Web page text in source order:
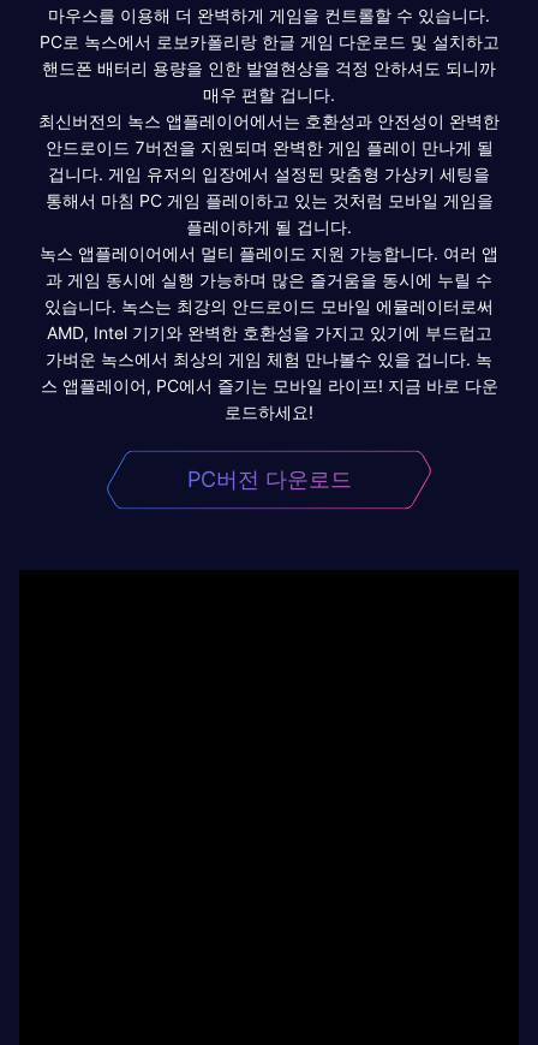
마우스를 이용해 더 완벽하게 게임을 컨트롤할 수 있습니다.
PC로 녹스에서 로보카폴리랑 한글 게임 다운로드 및 설치하고
핸드폰 배터리 용량을 인한 발열현상을 걱정 안하셔도 되니까
매우 편할 겁니다.
최신버전의 녹스 앱플레이어에서는 호환성과 안전성이 완벽한
안드로이드 7버전을 지원되며 완벽한 게임 플레이 만나게 될
겁니다. 게임 유저의 입장에서 설정된 맞춤형 가상키 세팅을
통해서 마침 PC 게임 플레이하고 있는 것처럼 모바일 게임을
플레이하게 될 겁니다.
녹스 앱플레이어에서 멀티 플레이도 지원 가능합니다. 여러 앱
과 게임 동시에 실행 가능하며 많은 즐거움을 동시에 누릴 수
있습니다. 녹스는 최강의 안드로이드 모바일 에뮬레이터로써
AMD, Intel 기기와 완벽한 호환성을 가지고 있기에 부드럽고
가벼운 녹스에서 최상의 게임 체험 만나볼수 있을 겁니다. 녹
스 앱플레이어, PC에서 즐기는 모바일 라이프! 지금 바로 다운
로드하세요!
PC버전 다운로드